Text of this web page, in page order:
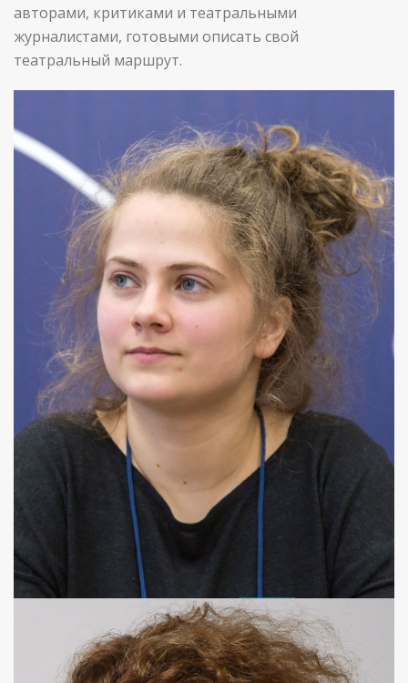
авторами, критиками и театральными
журналистами, готовыми описать свой
театральный маршрут.